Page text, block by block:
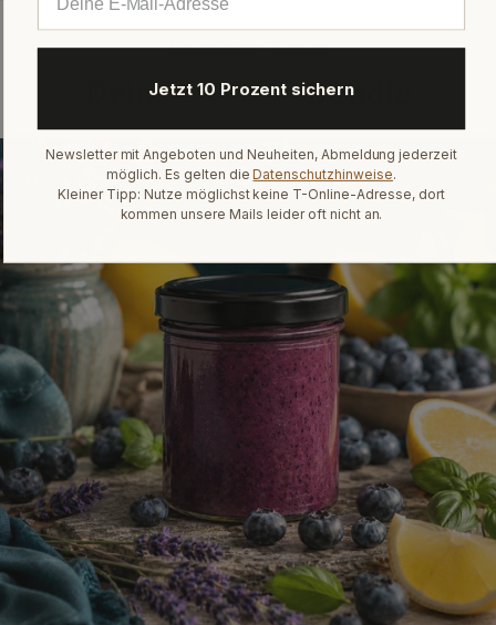
Heidelbeer-Saison
DeinperfektesBundle
Jetzt 10 Prozent sichern
Newsletter mit Angeboten und Neuheiten, Abmeldung jederzeit
möglich. Es gelten die Datenschutzhinweise.
Kleiner Tipp: Nutze möglichst keine T-Online-Adresse, dort
kommen unsere Mails leider oft nicht an.